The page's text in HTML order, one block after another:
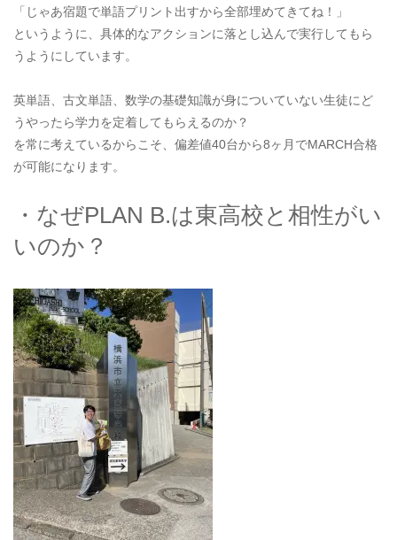
「じゃあ宿題で単語プリント出すから全部埋めてきてね！」
というように、具体的なアクションに落とし込んで実行してもら
うようにしています。
英単語、古文単語、数学の基礎知識が身についていない生徒にど
うやったら学力を定着してもらえるのか？
を常に考えているからこそ、偏差値40台から8ヶ月でMARCH合格
が可能になります。
・なぜPLAN B.は東高校と相性がい
いのか？